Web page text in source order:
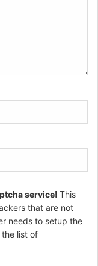
service! This
that are not
needs to setup the
list of